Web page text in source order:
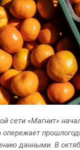
сети «Магнит»
данными. В